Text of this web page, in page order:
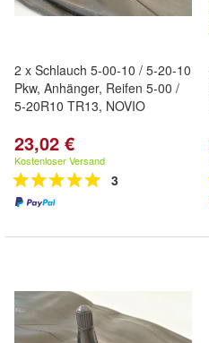
2 x Schlauch 5-00-10 / 5-20-10
Pkw, Anhänger, Reifen 5-00 /
5-20R10 TR13, NOVIO
23,02 €
Kostenloser Versand
3